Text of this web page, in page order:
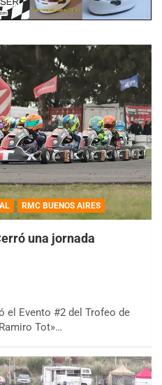
RMC BUENOS AIRES
una jornada
el Evento #2 del Trofeo de
Tot»…